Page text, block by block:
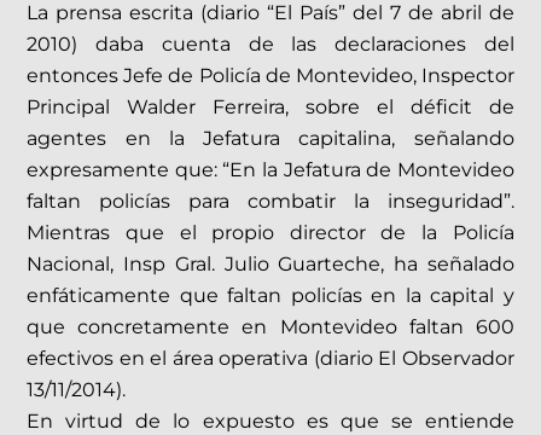
La prensa escrita (diario “El País” del 7 de abril de
2010) daba cuenta de las declaraciones del
entonces Jefe de Policía de Montevideo, Inspector
Principal Walder Ferreira, sobre el déficit de
agentes en la Jefatura capitalina, señalando
expresamente que: “En la Jefatura de Montevideo
faltan policías para combatir la inseguridad”.
Mientras que el propio director de la Policía
Nacional, Insp Gral. Julio Guarteche, ha señalado
enfáticamente que faltan policías en la capital y
que concretamente en Montevideo faltan 600
efectivos en el área operativa (diario El Observador
13/11/2014).
En virtud de lo expuesto es que se entiende